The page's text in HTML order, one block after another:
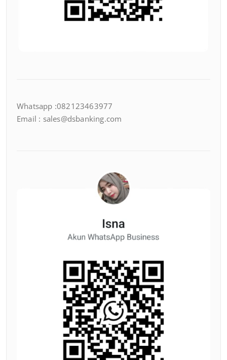
Whatsapp :082123463977
Email : sales@dsbanking.com